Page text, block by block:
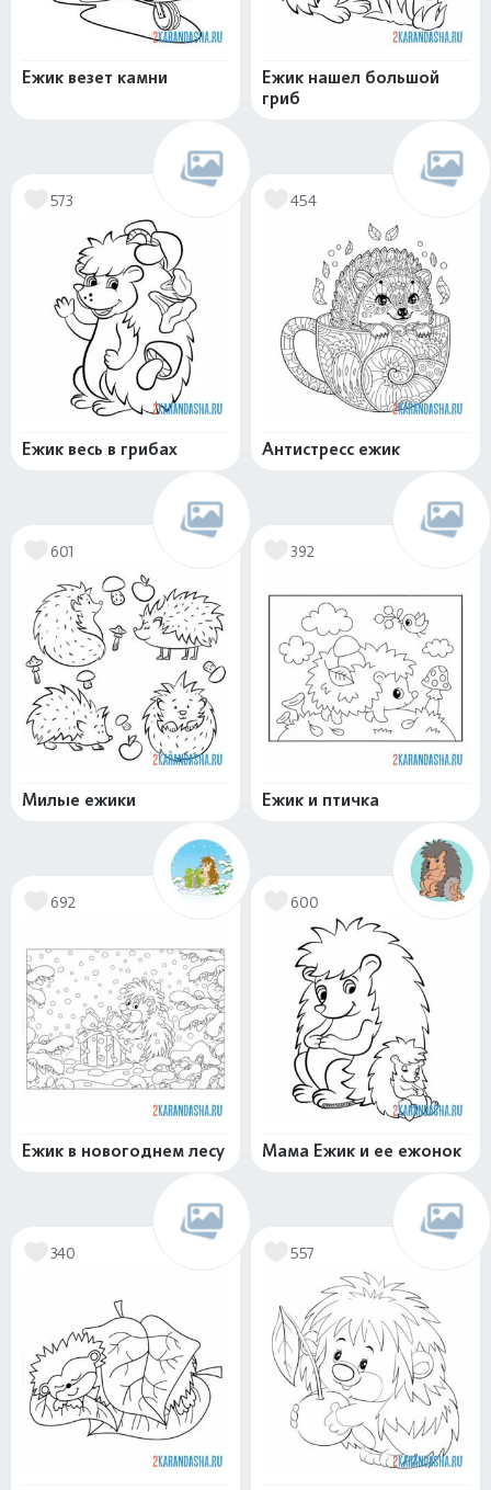
Ежик везет камни
Ежик нашел большой
гриб
573
Ежик весь в грибах
454
Антистресс ежик
601
Милые ежики
392
Ежик и птичка
692
Ежик в новогоднем лесу
600
Мама Ежик и ее ежонок
340 557